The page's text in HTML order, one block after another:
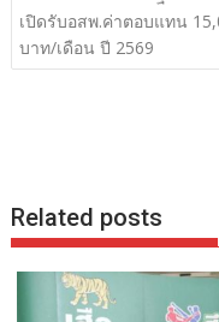
เรื่อง
เปิดรับอสพ.ค่าตอบแทน
บาท/เดือน ปี 2569
Related posts